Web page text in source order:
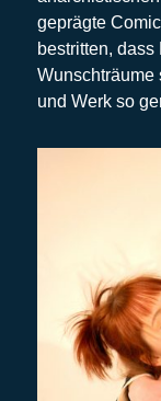
geprägte
bestritten,
Wunschträume
und Werk so